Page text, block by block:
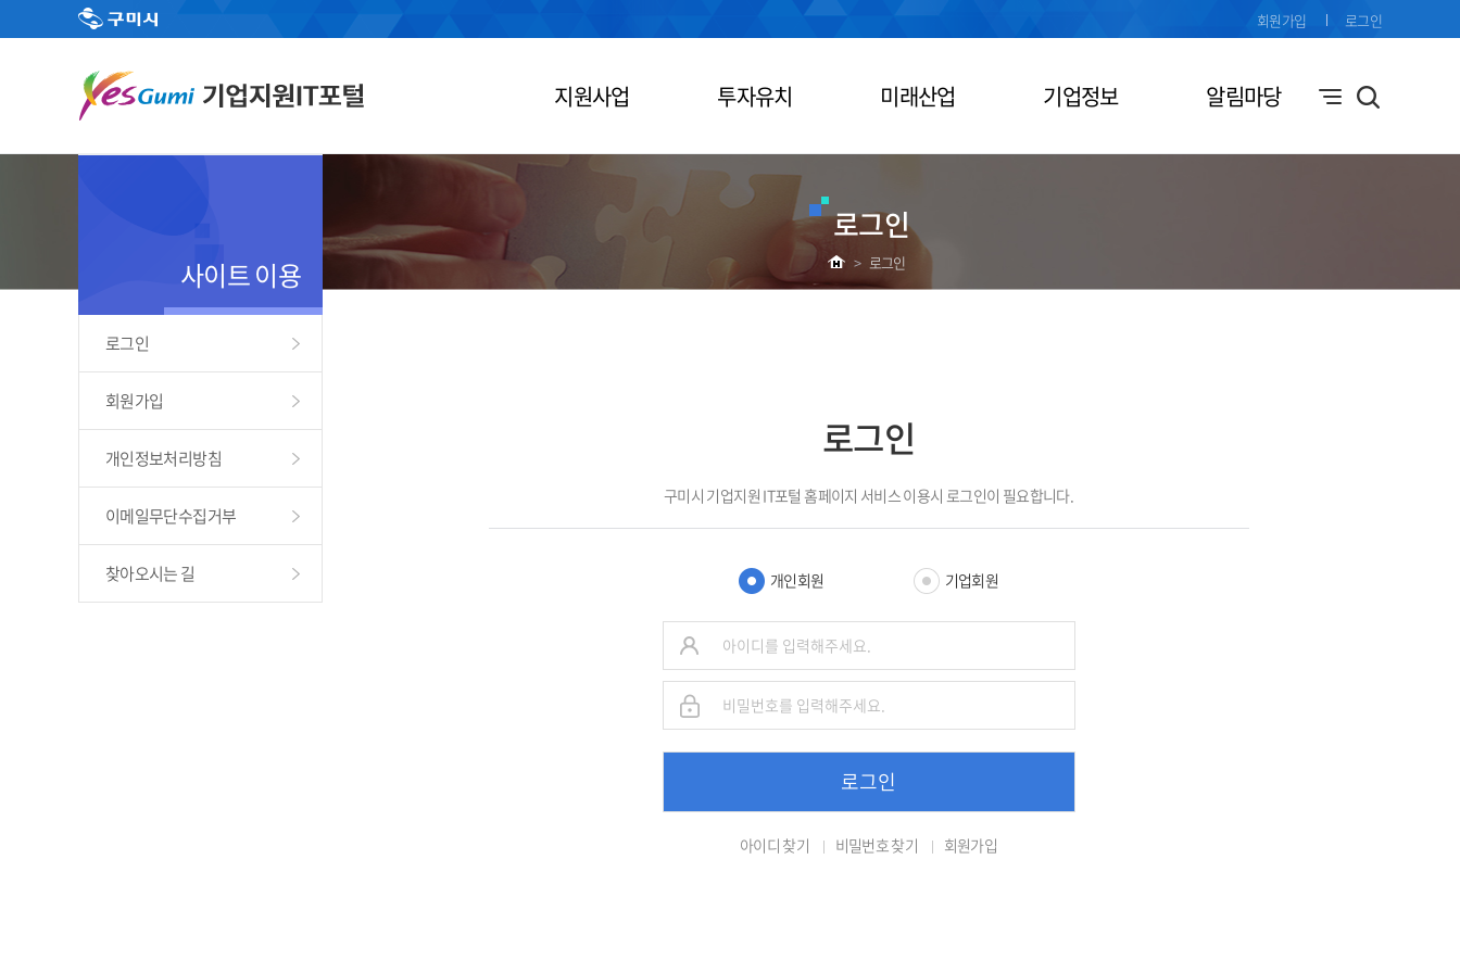
지원사업 투자유치 미래산업 기업정보 알림마당
회원가입 로그인
로그인
> 로그인
사이트 이용
로그인
회원가입
개인정보처리방침
이메일무단수집거부
찾아오시는 길
로그인
구미시 기업지원 IT포털 홈페이지 서비스 이용시 로그인이 필요합니다.
개인회원 기업회원
로그인
아이디 찾기 비밀번호 찾기 회원가입